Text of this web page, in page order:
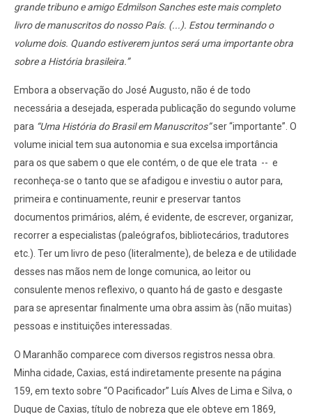
grande tribuno e amigo Edmilson Sanches este mais completo
livro de manuscritos do nosso País. (...). Estou terminando o
volume dois. Quando estiverem juntos será uma importante obra
sobre a História brasileira.”
Embora a observação do José Augusto, não é de todo
necessária a desejada, esperada publicação do segundo volume
para “Uma História do Brasil em Manuscritos”ser “importante”. O
volume inicial tem sua autonomia e sua excelsa importância
para os que sabem o que ele contém, o de que ele trata -- e
reconheça-se o tanto que se afadigou e investiu o autor para,
primeira e continuamente, reunir e preservar tantos
documentos primários, além, é evidente, de escrever, organizar,
recorrer a especialistas (paleógrafos, bibliotecários, tradutores
etc.). Ter um livro de peso (literalmente), de beleza e de utilidade
desses nas mãos nem de longe comunica, ao leitor ou
consulente menos reflexivo, o quanto há de gasto e desgaste
para se apresentar finalmente uma obra assim às (não muitas)
pessoas e instituições interessadas.
O Maranhão comparece com diversos registros nessa obra.
Minha cidade, Caxias, está indiretamente presente na página
159, em texto sobre “O Pacificador” Luís Alves de Lima e Silva, o
Duque de Caxias, título de nobreza que ele obteve em 1869,